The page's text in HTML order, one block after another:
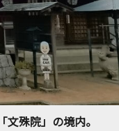
殊院」の境内。